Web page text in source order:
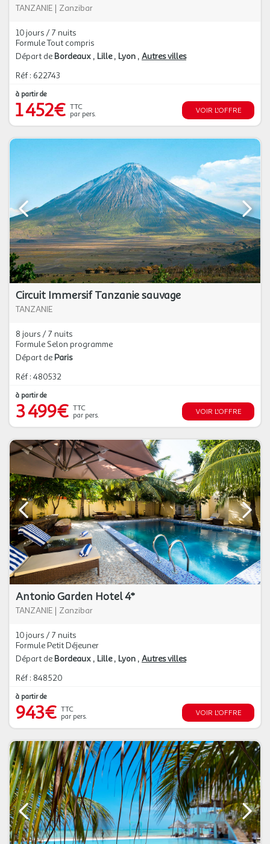
TANZANIE | Zanzibar
10 jours / 7 nuits
Formule Tout compris
Départ de Bordeaux Lille Lyon Autres villes
Réf : 622743
à partir de
1 452€ TTC
par pers.
VOIR L'OFFRE
Circuit Immersif Tanzanie sauvage
TANZANIE
8 jours / 7 nuits
Formule Selon programme
Départ de Paris
Réf : 480532
à partir de
3 499€ TTC
par pers.
VOIR L'OFFRE
Antonio Garden Hotel 4*
TANZANIE | Zanzibar
10 jours / 7 nuits
Formule Petit Déjeuner
Départ de Bordeaux Lille Lyon Autres villes
Réf : 848520
à partir de
943€ TTC
par pers.
VOIR L'OFFRE